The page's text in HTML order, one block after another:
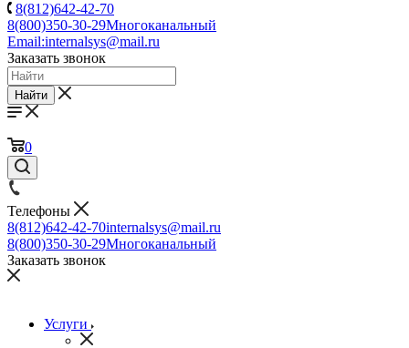
8(812)642-42-70
8(800)350-30-29Многоканальный
Email:internalsys@mail.ru
Заказать звонок
Найти
0
Телефоны
8(812)642-42-70internalsys@mail.ru
8(800)350-30-29Многоканальный
Заказать звонок
Услуги